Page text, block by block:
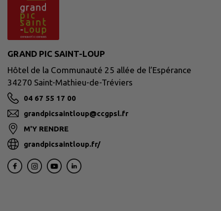
GRAND PIC SAINT-LOUP
Hôtel de la Communauté 25 allée de l’Espérance
34270 Saint-Mathieu-de-Tréviers
04 67 55 17 00
grandpicsaintloup@ccgpsl.fr
M'Y RENDRE
grandpicsaintloup.fr/